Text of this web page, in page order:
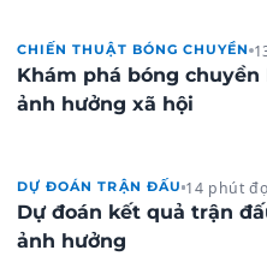
CHIẾN THUẬT BÓNG CHUYỀN
Khám phá bóng
ảnh hưởng xã hội
DỰ ĐOÁN TRẬN ĐẤU 14 phút
Dự đoán kết quả trận
ảnh hưởng